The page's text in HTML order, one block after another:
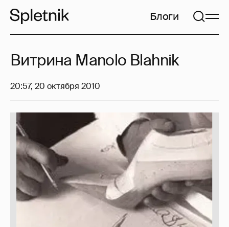
Блоги
Витрина Manolo Blahnik
20:57, 20 октября 2010